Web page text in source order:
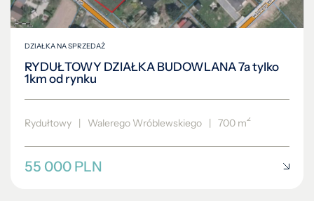
DZIAŁKA NA SPRZEDAŻ
RYDUŁTOWY DZIAŁKA BUDOWLANA 7a tylko
1km od rynku
Rydułtowy | Walerego Wróblewskiego | 700 m2
55 000 PLN